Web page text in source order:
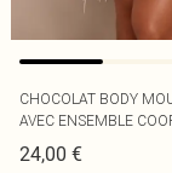
CHOCOLAT BODY
AVEC ENSEMBLE
24,00 €